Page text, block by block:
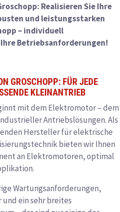
Realisieren Sie Ihre
und leistungsstarken
– individuell
Betriebsanforderungen!
GROSCHOPP: FÜR JEDE
KLEINANTRIEB
mit dem Elektromotor – dem
Antriebslösungen. Als
Hersteller für elektrische
bieten wir Ihnen
an Elektromotoren, optimal
Wartungsanforderungen,
und ein sehr breites